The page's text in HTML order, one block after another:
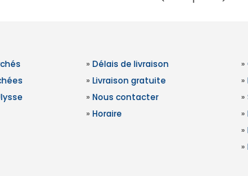
» Délais de livraison
» Livraison gratuite
» Nous contacter
» Horaire
»
»
»
»
»
»